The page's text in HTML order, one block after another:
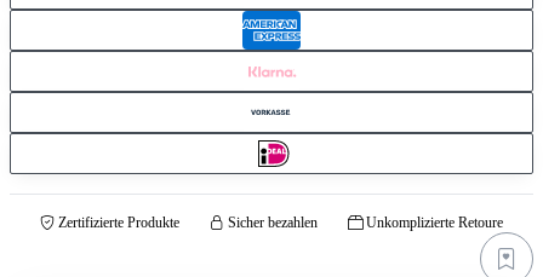
Zertifizierte Produkte Sicher bezahlen Unkomplizierte Retoure